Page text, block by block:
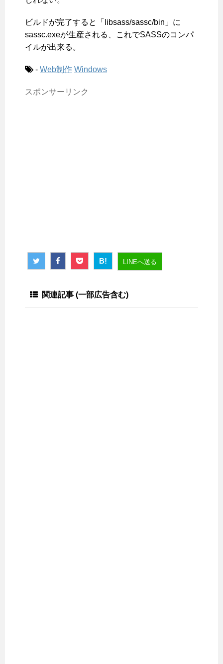
ビルドが完了すると「libsass/sassc/bin」に
sassc.exeが生産される、これでSASSのコンパ
イルが出来る。
- Web制作 Windows
スポンサーリンク
B! LINEへ送る
関連記事 (一部広告含む)